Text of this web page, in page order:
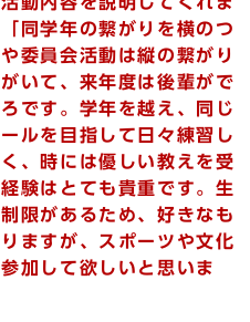
同学年の繋がりを横のつ
委員会活動は縦の繋がり
いて、来年度は後輩がで
です。学年を越え、同じ
ルを目指して日々練習し
、時には優しい教えを受
験はとても貴重です。生
限があるため、好きなも
ますが、スポーツや文化
加して欲しいと思いま